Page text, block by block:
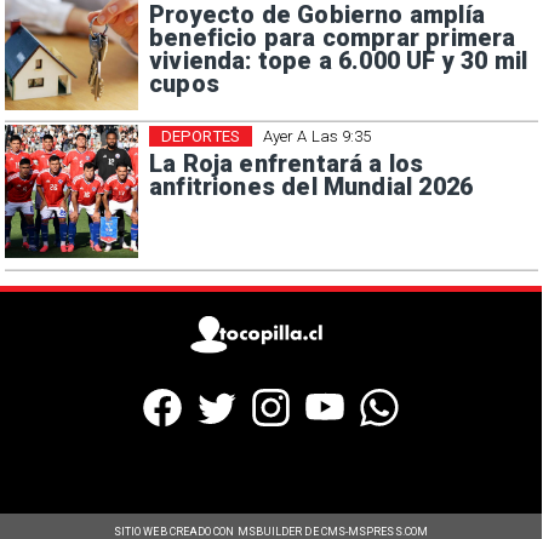
Proyecto de Gobierno amplía
beneficio para comprar primera
vivienda: tope a 6.000 UF y 30 mil
cupos
Ayer A Las 9:35
La Roja enfrentará a los
anfitriones del Mundial 2026
DEPORTES
SITIO WEB CREADO CON MSBUILDER DE CMS-MSPRESS.COM